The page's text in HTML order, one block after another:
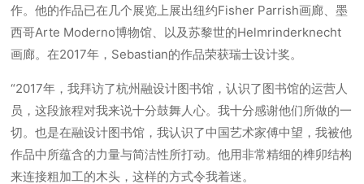
作。他的作品已在几个展览上展出纽约Fisher Parrish画廊、墨
西哥Arte Moderno博物馆、以及苏黎世的Helmrinderknecht
画廊。在2017年，Sebastian的作品荣获瑞士设计奖。
“2017年，我拜访了杭州融设计图书馆，认识了图书馆的运营人
员，这段旅程对我来说十分鼓舞人心。我十分感谢他们所做的一
切。也是在融设计图书馆，我认识了中国艺术家傅中望，我被他
作品中所蕴含的力量与简洁性所打动。他用非常精细的榫卯结构
来连接粗加工的木头，这样的方式令我着迷。